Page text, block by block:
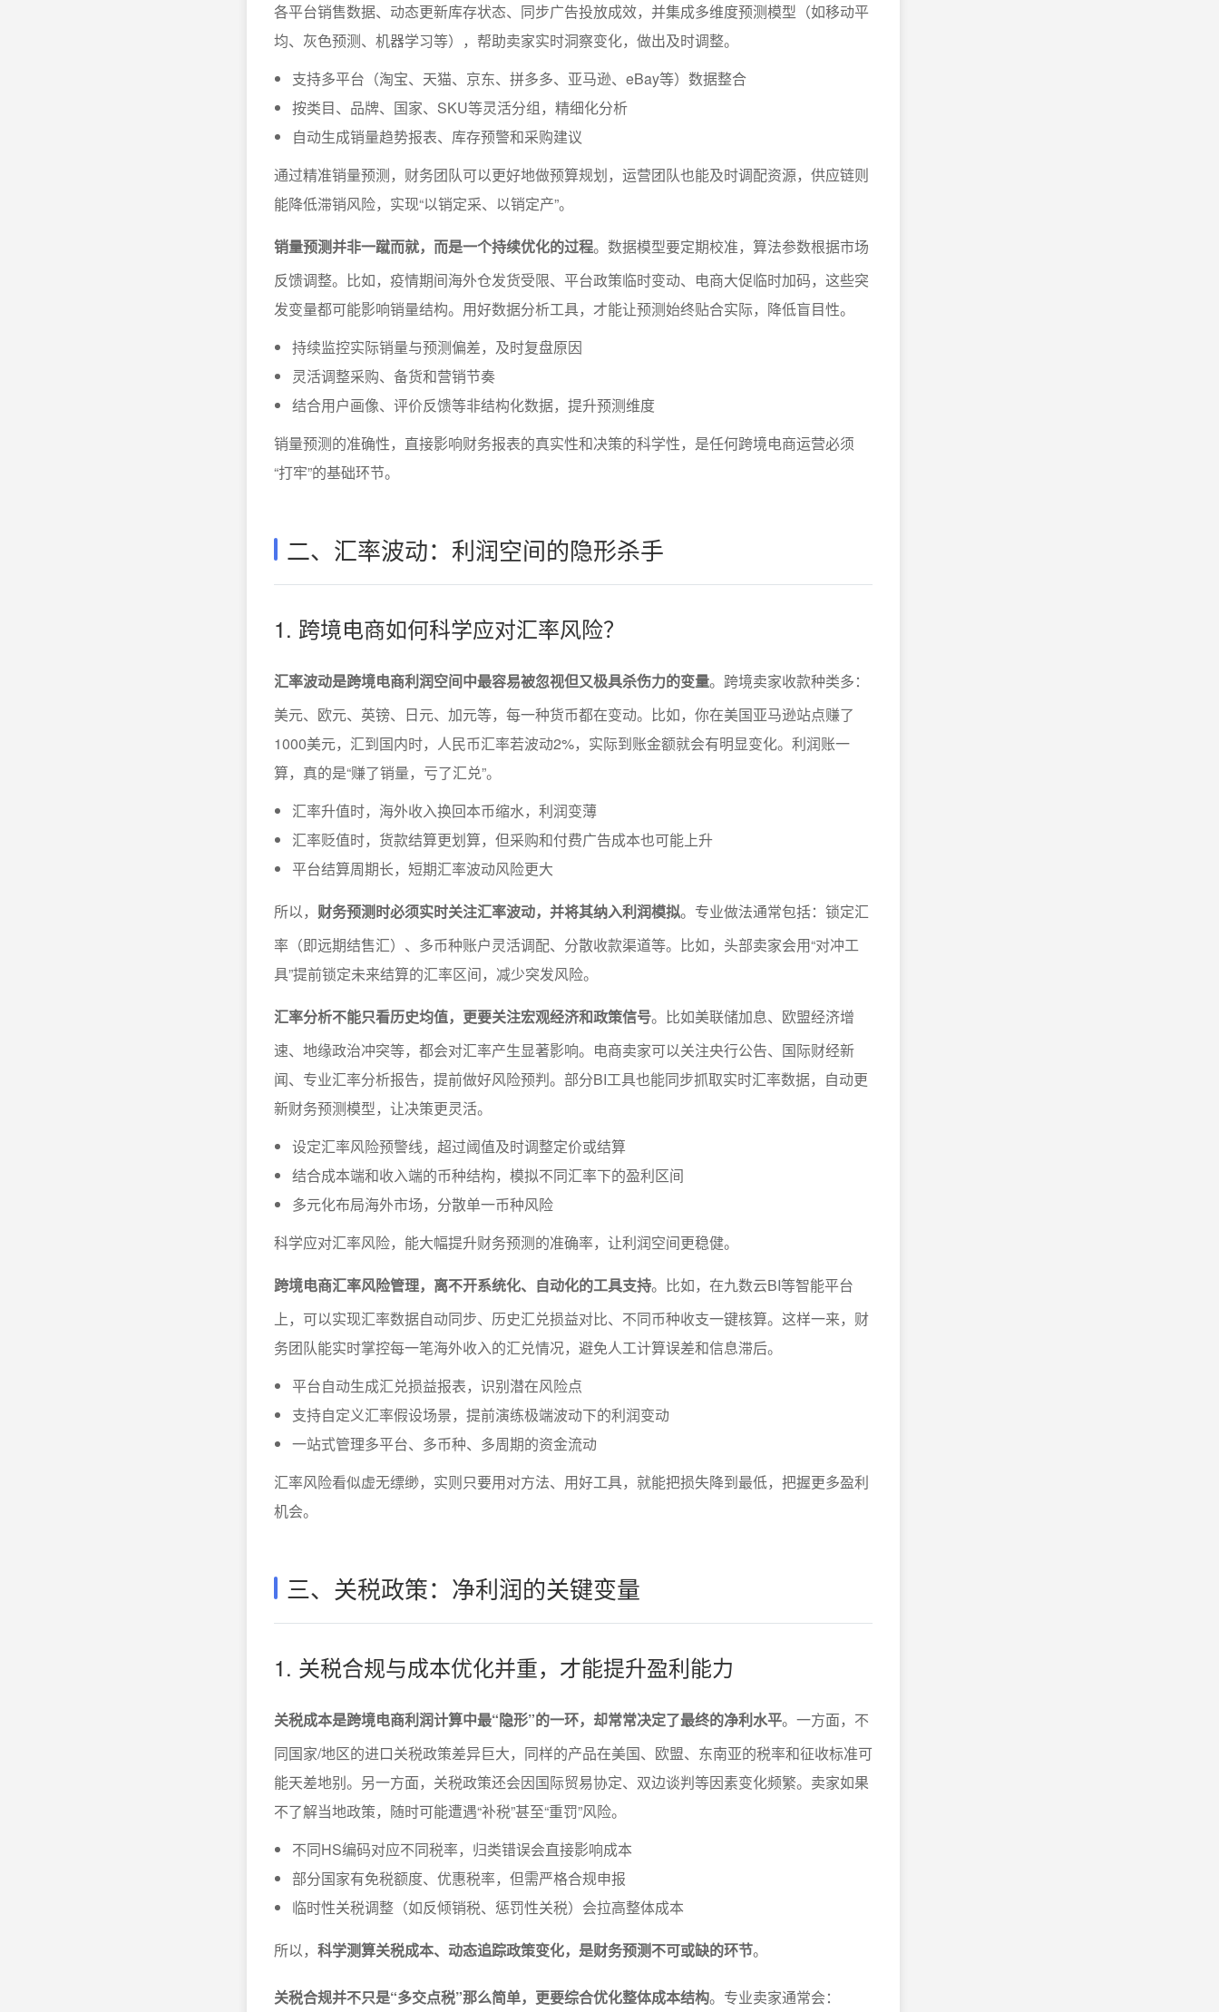
各平台销售数据、动态更新库存状态、同步广告投放成效，并集成多维度预测模型（如移动平
均、灰色预测、机器学习等），帮助卖家实时洞察变化，做出及时调整。
支持多平台（淘宝、天猫、京东、拼多多、亚马逊、eBay等）数据整合
按类目、品牌、国家、SKU等灵活分组，精细化分析
自动生成销量趋势报表、库存预警和采购建议
通过精准销量预测，财务团队可以更好地做预算规划，运营团队也能及时调配资源，供应链则
能降低滞销风险，实现“以销定采、以销定产”。
销量预测并非一蹴而就，而是一个持续优化的过程。数据模型要定期校准，算法参数根据市场
反馈调整。比如，疫情期间海外仓发货受限、平台政策临时变动、电商大促临时加码，这些突
发变量都可能影响销量结构。用好数据分析工具，才能让预测始终贴合实际，降低盲目性。
持续监控实际销量与预测偏差，及时复盘原因
灵活调整采购、备货和营销节奏
结合用户画像、评价反馈等非结构化数据，提升预测维度
销量预测的准确性，直接影响财务报表的真实性和决策的科学性，是任何跨境电商运营必须
“打牢”的基础环节。
二、汇率波动：利润空间的隐形杀手
1. 跨境电商如何科学应对汇率风险？
汇率波动是跨境电商利润空间中最容易被忽视但又极具杀伤力的变量。跨境卖家收款种类多：
美元、欧元、英镑、日元、加元等，每一种货币都在变动。比如，你在美国亚马逊站点赚了
1000美元，汇到国内时，人民币汇率若波动2%，实际到账金额就会有明显变化。利润账一
算，真的是“赚了销量，亏了汇兑”。
汇率升值时，海外收入换回本币缩水，利润变薄
汇率贬值时，货款结算更划算，但采购和付费广告成本也可能上升
平台结算周期长，短期汇率波动风险更大
所以， 财务预测时必须实时关注汇率波动，并将其纳入利润模拟。专业做法通常包括：锁定汇
率（即远期结售汇）、多币种账户灵活调配、分散收款渠道等。比如，头部卖家会用“对冲工
具”提前锁定未来结算的汇率区间，减少突发风险。
汇率分析不能只看历史均值，更要关注宏观经济和政策信号。比如美联储加息、欧盟经济增
速、地缘政治冲突等，都会对汇率产生显著影响。电商卖家可以关注央行公告、国际财经新
闻、专业汇率分析报告，提前做好风险预判。部分BI工具也能同步抓取实时汇率数据，自动更
新财务预测模型，让决策更灵活。
设定汇率风险预警线，超过阈值及时调整定价或结算
结合成本端和收入端的币种结构，模拟不同汇率下的盈利区间
多元化布局海外市场，分散单一币种风险
科学应对汇率风险，能大幅提升财务预测的准确率，让利润空间更稳健。
跨境电商汇率风险管理，离不开系统化、自动化的工具支持。比如，在九数云BI等智能平台
上，可以实现汇率数据自动同步、历史汇兑损益对比、不同币种收支一键核算。这样一来，财
务团队能实时掌控每一笔海外收入的汇兑情况，避免人工计算误差和信息滞后。
平台自动生成汇兑损益报表，识别潜在风险点
支持自定义汇率假设场景，提前演练极端波动下的利润变动
一站式管理多平台、多币种、多周期的资金流动
汇率风险看似虚无缥缈，实则只要用对方法、用好工具，就能把损失降到最低，把握更多盈利
机会。
三、关税政策：净利润的关键变量
1. 关税合规与成本优化并重，才能提升盈利能力
关税成本是跨境电商利润计算中最“隐形”的一环，却常常决定了最终的净利水平。一方面，不
同国家/地区的进口关税政策差异巨大，同样的产品在美国、欧盟、东南亚的税率和征收标准可
能天差地别。另一方面，关税政策还会因国际贸易协定、双边谈判等因素变化频繁。卖家如果
不了解当地政策，随时可能遭遇“补税”甚至“重罚”风险。
不同HS编码对应不同税率，归类错误会直接影响成本
部分国家有免税额度、优惠税率，但需严格合规申报
临时性关税调整（如反倾销税、惩罚性关税）会拉高整体成本
所以， 科学测算关税成本、动态追踪政策变化，是财务预测不可或缺的环节。
关税合规并不只是“多交点税”那么简单，更要综合优化整体成本结构。专业卖家通常会：